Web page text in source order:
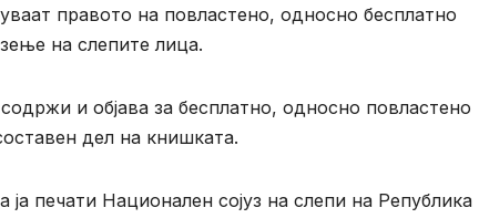
правото на повластено, односно бесплатно
на слепите лица.
и објава за бесплатно, односно повластено
дел на книшката.
печати Национален сојуз на слепи на Република